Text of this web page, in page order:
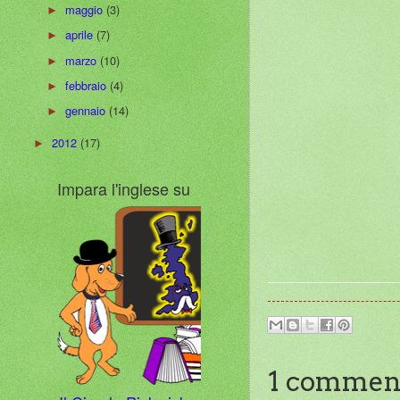
1
►maggio(3)
►aprile(7)
► marzo(10)
►febbraio(4)
►gennaio (14)
►2012(17)
Impara l'inglese su